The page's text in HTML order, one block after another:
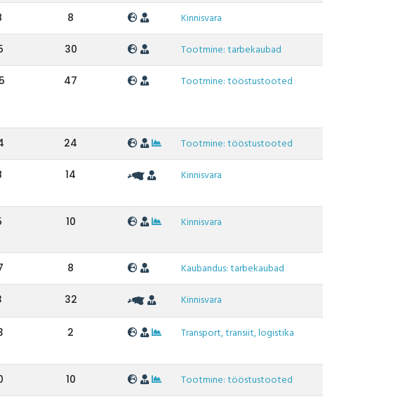
8 Kinnisvara
30 Tootmine: tarbekaubad
47 Tootmine: tööstustooted
24 Tootmine: tööstustooted
14 Kinnisvara
10 Kinnisvara
8 Kaubandus: tarbekaubad
32 Kinnisvara
2 Transport, transiit, logistika
10 Tootmine: tööstustooted